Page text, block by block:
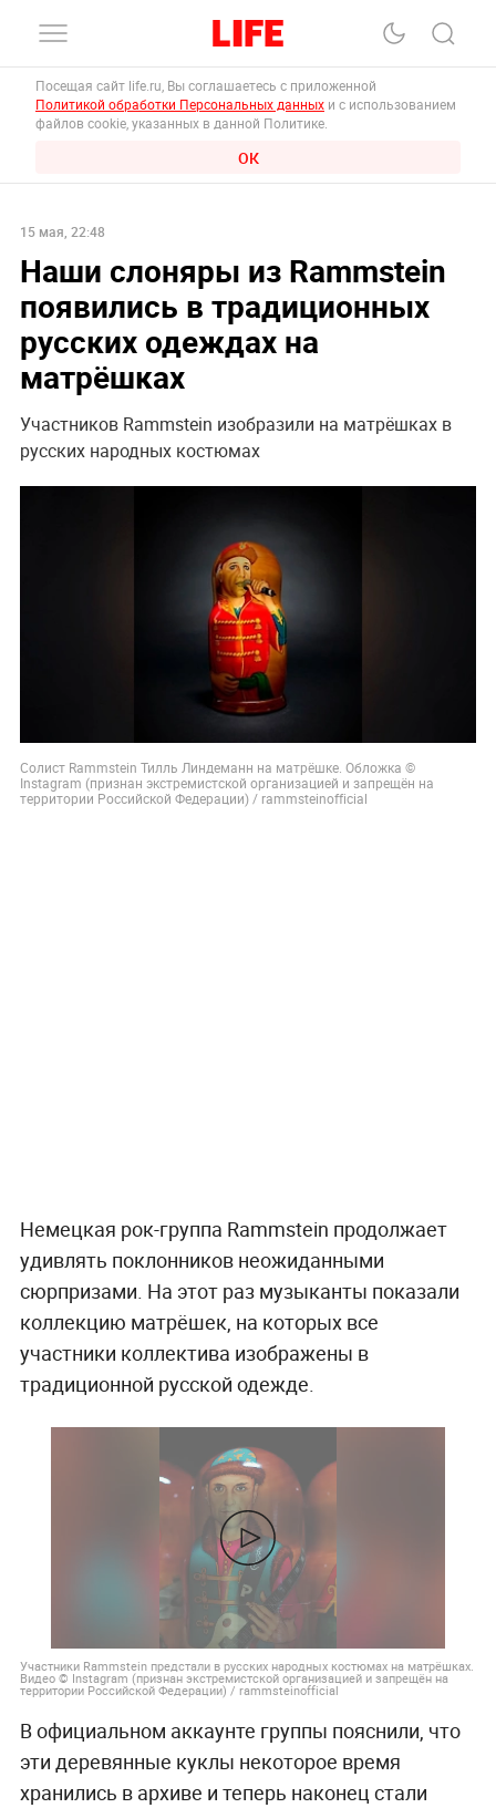
Посещая сайт life.ru, Вы соглашаетесь с приложенной
Политикой обработки Персональных данных и с использованием
файлов cookie, указанных в данной Политике.
ОК
15 мая, 22:48
Наши слоняры из Rammstein
появились в традиционных
русских одеждах на
матрёшках
Участников Rammstein изобразили на матрёшках в
русских народных костюмах
Солист Rammstein Тилль Линдеманн на матрёшке. Обложка ©
Instagram (признан экстремистской организацией и запрещён на
территории Российской Федерации) / rammsteinofficial
Немецкая рок-группа Rammstein продолжает
удивлять поклонников неожиданными
сюрпризами. На этот раз музыканты показали
коллекцию матрёшек, на которых все
участники коллектива изображены в
традиционной русской одежде.
Участники Rammstein предстали в русских народных костюмах на матрёшках.
Видео © Instagram (признан экстремистской организацией и запрещён на
территории Российской Федерации) / rammsteinofficial
В официальном аккаунте группы пояснили, что
эти деревянные куклы некоторое время
хранились в архиве и теперь наконец стали